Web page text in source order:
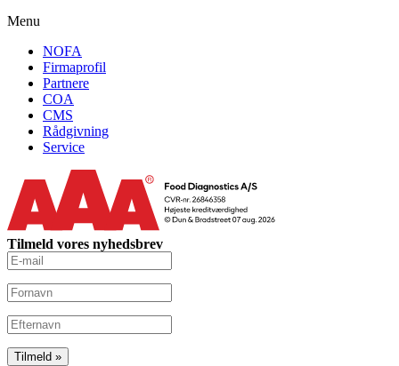
Menu
NOFA
Firmaprofil
Partnere
COA
CMS
Rådgivning
Service
Tilmeld vores nyhedsbrev